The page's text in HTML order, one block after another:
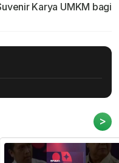
Karya UMKM bagi
>